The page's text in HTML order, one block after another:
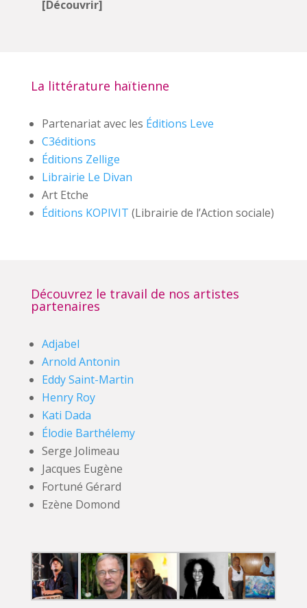
[Découvrir]
La littérature haïtienne
Partenariat avec les Éditions Leve
C3éditions
Éditions Zellige
Librairie Le Divan
Art Etche
Éditions KOPIVIT (Librairie de l’Action sociale)
Découvrez le travail de nos artistes
partenaires
Adjabel
Arnold Antonin
Eddy Saint-Martin
Henry Roy
Kati Dada
Élodie Barthélemy
Serge Jolimeau
Jacques Eugène
Fortuné Gérard
Ezène Domond